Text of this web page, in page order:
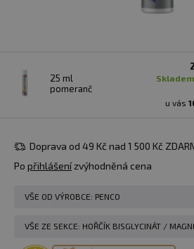
25 ml
pomeranč
skladem > 10
u vás
Doprava od 49 Kč nad 1 500 Kč
Po přihlášenízvýhodněná cena
VŠE OD VÝROBCE: PENCO
VŠE ZE SEKCE: HOŘČÍK BISGLYCINÁT /